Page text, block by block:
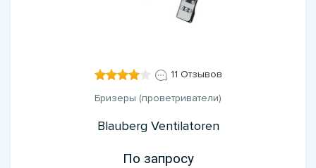
11 Отзывов
Бризеры (проветриватели)
Blauberg Ventilatoren
По запросу